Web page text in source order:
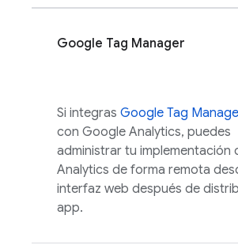
Google Tag Manager
Si integras Google Tag
con Google Analytics, puedes
administrar tu implementación
Analytics de forma remota
interfaz web después de
app.